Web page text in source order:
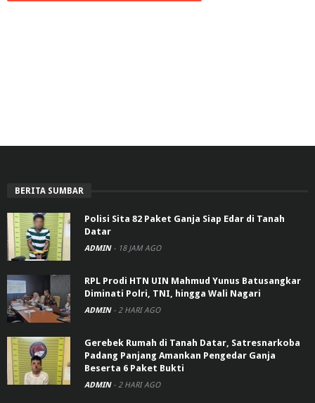
BERITA SUMBAR
Polisi Sita 82 Paket Ganja Siap Edar di Tanah
Datar
ADMIN - 18 JAM AGO
RPL Prodi HTN UIN Mahmud Yunus Batusangkar
Diminati Polri, TNI, hingga Wali Nagari
ADMIN - 2 HARI AGO
Gerebek Rumah di Tanah Datar, Satresnarkoba
Padang Panjang Amankan Pengedar Ganja
Beserta 6 Paket Bukti
ADMIN - 2 HARI AGO